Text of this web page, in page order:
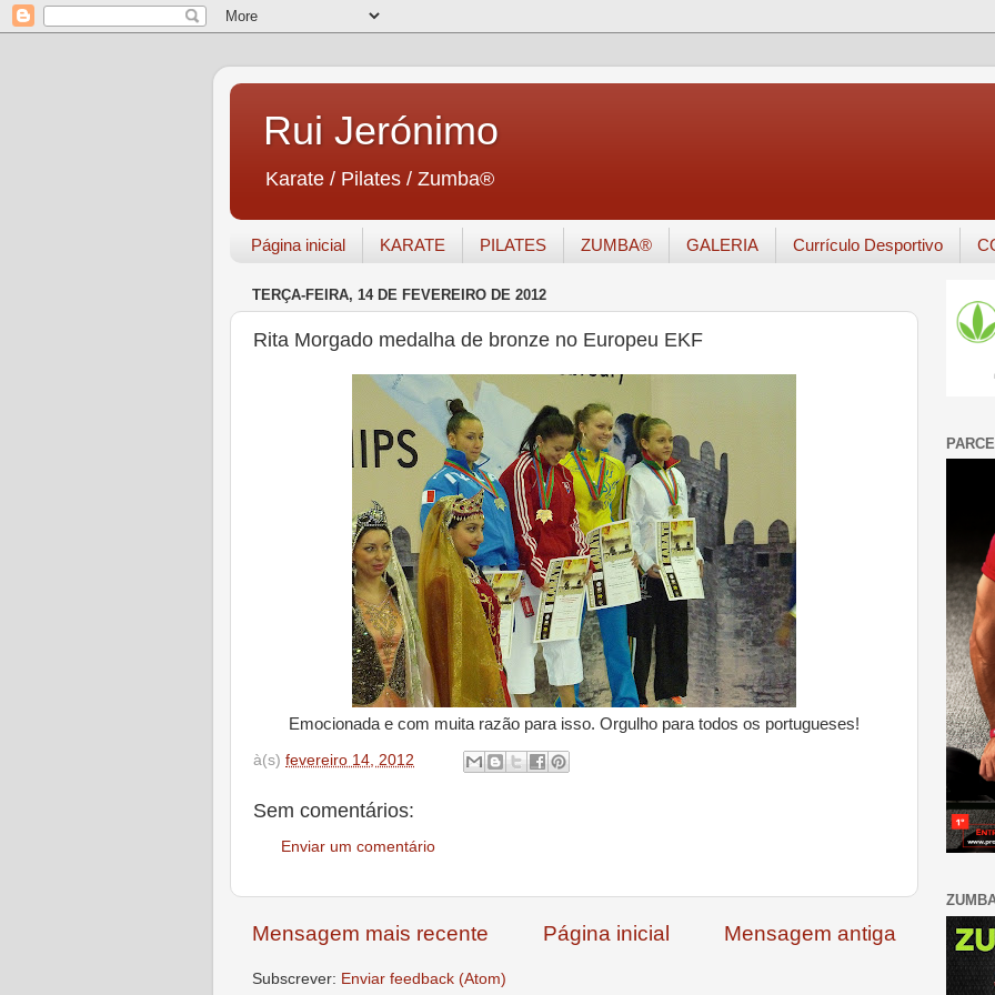
Rui Jerónimo
Karate / Pilates / Zumba®
Página inicial KARATE PILATES ZUMBA® GALERIA Currículo Desportivo
TERÇA-FEIRA, 14 DE FEVEREIRO DE 2012
Rita Morgado medalha de bronze no Europeu EKF
Emocionada e com muita razão para isso. Orgulho para todos os portugueses!
à(s) fevereiro 14, 2012
Sem comentários:
Enviar um comentário
Mensagem mais recente Mensagem antiga
Página inicial
Subscrever: Enviar feedback (Atom)